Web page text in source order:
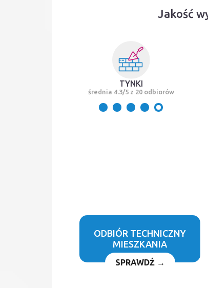
Jakość
TYNKI
średnia 4.3/5 z 20 odbiorów
ODBIÓR TECHNICZNY
MIESZKANIA
SPRAWDŹ →